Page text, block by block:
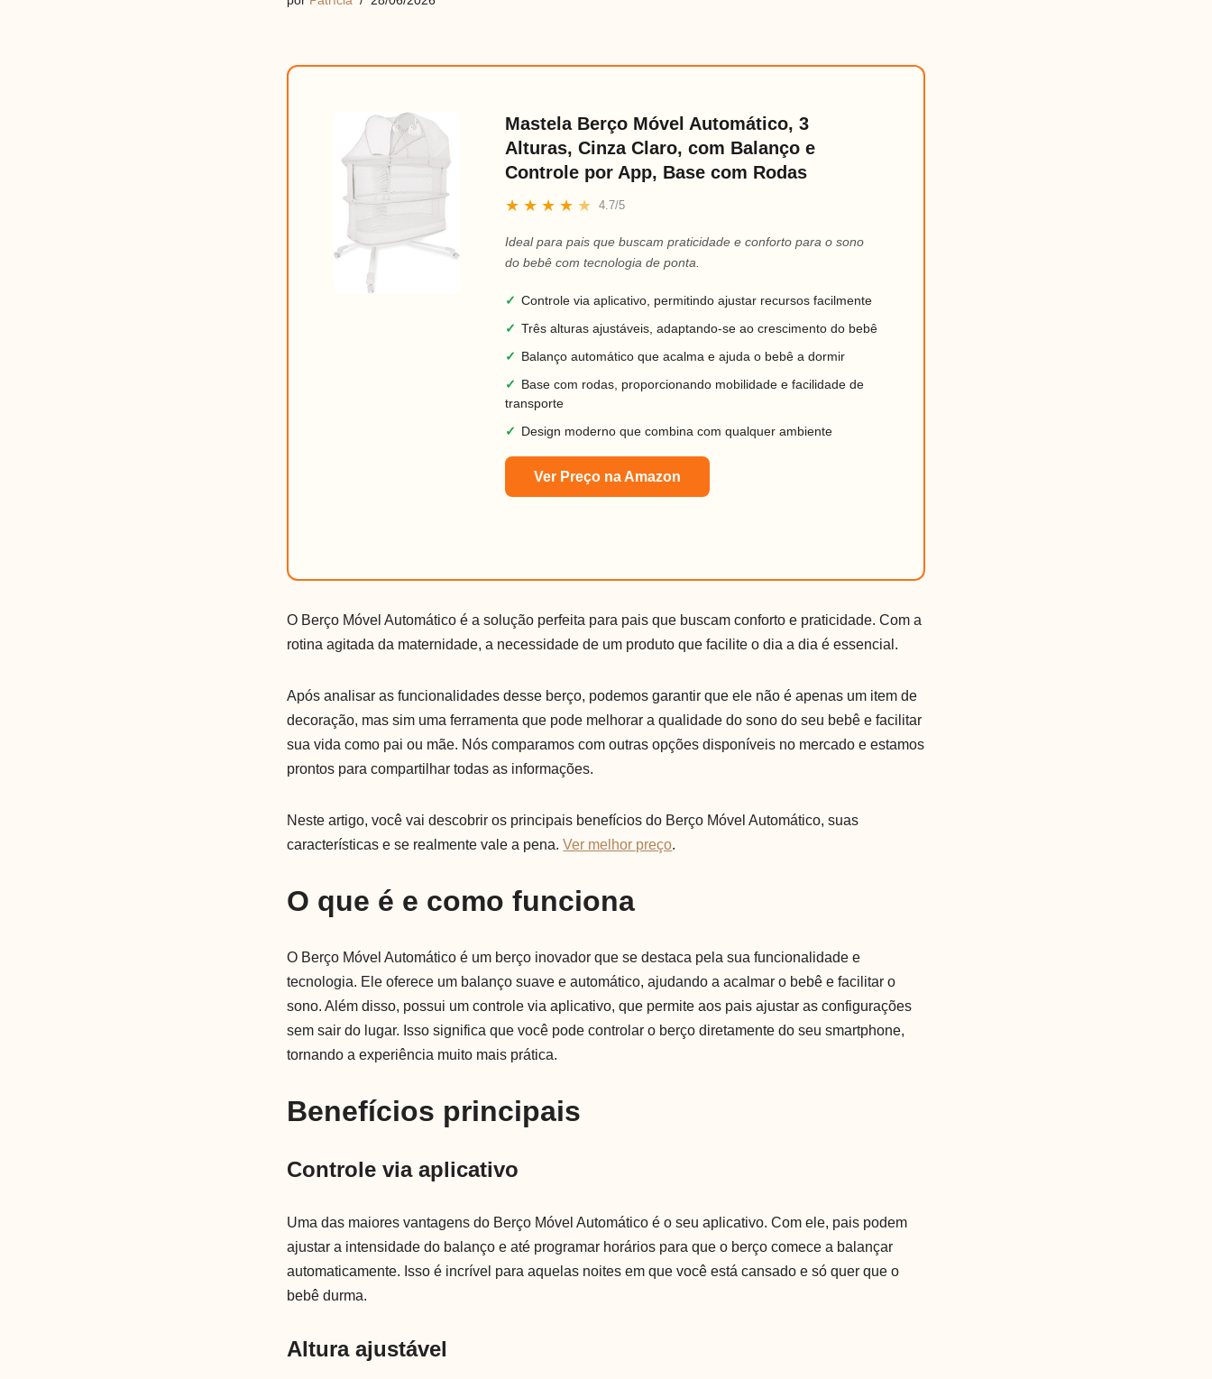
Mastela Berço Móvel Automático, 3
Alturas, Cinza Claro, com Balanço e
Controle por App, Base com Rodas
★ ★ ★ ★ ★ 4.7/5
Ideal para pais que buscam praticidade e conforto para o sono
do bebê com tecnologia de ponta.
✓ Controle via aplicativo, permitindo ajustar recursos facilmente
✓ Três alturas ajustáveis, adaptando-se ao crescimento do bebê
✓ Balanço automático que acalma e ajuda o bebê a dormir
✓ Base com rodas, proporcionando mobilidade e facilidade de
transporte
✓ Design moderno que combina com qualquer ambiente
Ver Preço na Amazon
O Berço Móvel Automático é a solução perfeita para pais que buscam conforto e praticidade. Com a
rotina agitada da maternidade, a necessidade de um produto que facilite o dia a dia é essencial.
Após analisar as funcionalidades desse berço, podemos garantir que ele não é apenas um item de
decoração, mas sim uma ferramenta que pode melhorar a qualidade do sono do seu bebê e facilitar
sua vida como pai ou mãe. Nós comparamos com outras opções disponíveis no mercado e estamos
prontos para compartilhar todas as informações.
Neste artigo, você vai descobrir os principais benefícios do Berço Móvel Automático, suas
características e se realmente vale a pena.Ver melhor preço.
O que é e como funciona
O Berço Móvel Automático é um berço inovador que se destaca pela sua funcionalidade e
tecnologia. Ele oferece um balanço suave e automático, ajudando a acalmar o bebê e facilitar o
sono. Além disso, possui um controle via aplicativo, que permite aos pais ajustar as configurações
sem sair do lugar. Isso significa que você pode controlar o berço diretamente do seu smartphone,
tornando a experiência muito mais prática.
Benefícios principais
Controle via aplicativo
Uma das maiores vantagens do Berço Móvel Automático é o seu aplicativo. Com ele, pais podem
ajustar a intensidade do balanço e até programar horários para que o berço comece a balançar
automaticamente. Isso é incrível para aquelas noites em que você está cansado e só quer que o
bebê durma.
Altura ajustável